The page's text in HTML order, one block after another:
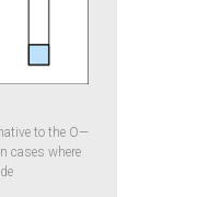
to the O—
cases where